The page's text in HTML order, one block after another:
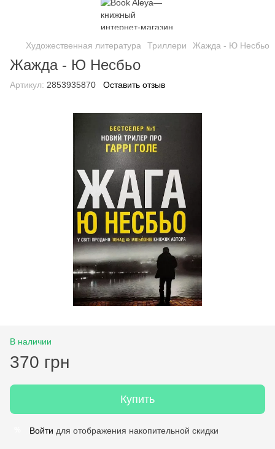
Художественная литература Триллери Жажда - Ю Несбьо
Жажда - Ю Несбьо
Артикул: 2853935870 Оставить отзыв
В наличии
370 грн
Купить
Войти для отображения накопительной скидки